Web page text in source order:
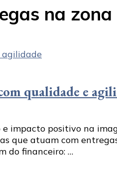
na zona
qualidade e
impacto positivo na
que atuam com
do financeiro: …